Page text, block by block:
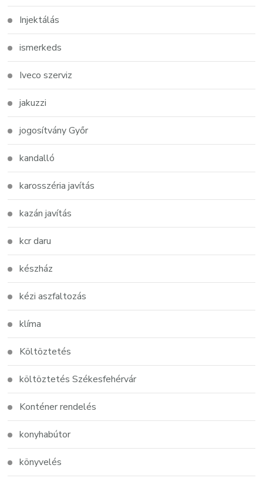
Injektálás
ismerkeds
Iveco szerviz
jakuzzi
jogosítvány Győr
kandalló
karosszéria javítás
kazán javítás
kcr daru
készház
kézi aszfaltozás
klíma
Költöztetés
költöztetés Székesfehérvár
Konténer rendelés
konyhabútor
könyvelés